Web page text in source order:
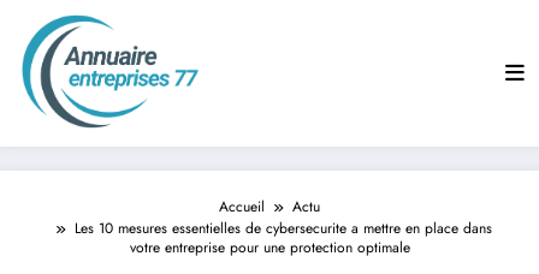
contenu
Accueil
Actu
Les 10 mesures essentielles de cybersecurite a mettre en place dans
votre entreprise pour une protection optimale